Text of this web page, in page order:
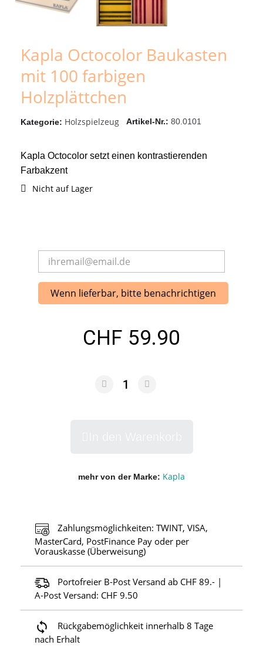
Kapla Octocolor Baukasten
mit 100 farbigen
Holzplättchen
Kategorie Holzspielzeug Artikel-Nr. 80.0101
Kapla Octocolor setzt einen kontrastierenden
Farbakzent
Nicht auf Lager
Wenn lieferbar, bitte benachrichtigen
CHF 59.90
mehr von der Marke Kapla
Zahlungsmöglichkeiten: TWINT, VISA,
MasterCard, PostFinance Pay oder per
Vorauskasse (Überweisung)
Portofreier B-Post Versand ab CHF 89.- |
A-Post Versand: CHF 9.50
Rückgabemöglichkeit innerhalb 8 Tage
nach Erhalt